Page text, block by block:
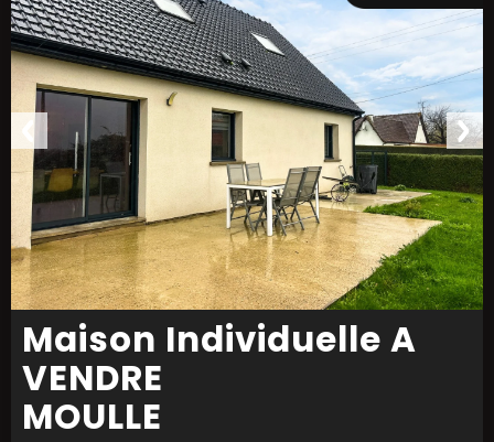
Maison Individuelle A
VENDRE
MOULLE